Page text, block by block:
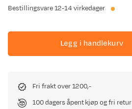
Bestillingsvare 12-14 virkedager
Legg i handlekurv
Fri frakt over 1200,-
100 dagers åpent kjøp og fri retur